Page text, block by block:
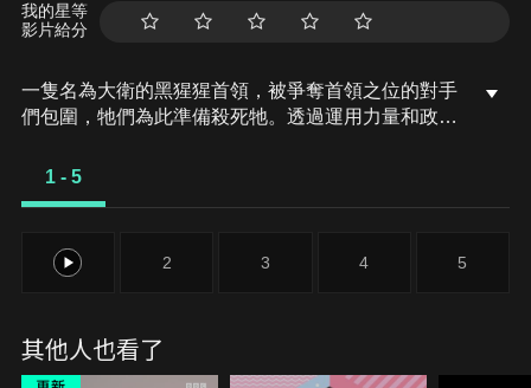
我的星等
影片給分
一隻名為大衛的黑猩猩首領，被爭奪首領之位的對手
們包圍，牠們為此準備殺死牠。透過運用力量和政治
1 - 5
1 2 3 4 5
其他人也看了